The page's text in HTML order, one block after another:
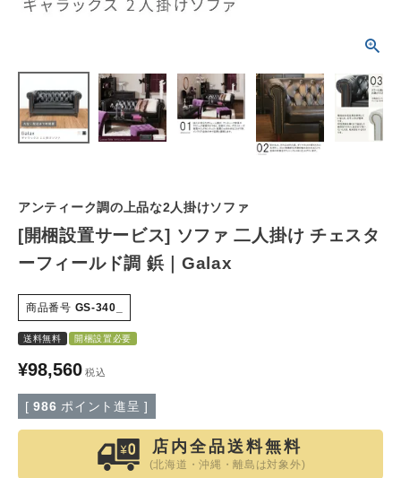
meeting_room ログイン person 会員登録
シーンから選ぶ
ご利用ガイド
特定商取引法について
会社概要
よくある質問
アンティーク調の上品な2人掛けソファ
[開梱設置サービス] ソファ 二人掛け チェスタ
ーフィールド調 鋲｜Galax
商品番号 GS-340_
送料無料 開梱設置必要
¥98,560 税込
[ 986 ポイント進呈 ]
店内全品送料無料
(北海道・沖縄・離島は対象外)